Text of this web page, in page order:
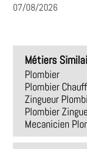
07/08/2026
Métiers
Plombier
Plombier
Zingueur
Plombier
Mecanicien